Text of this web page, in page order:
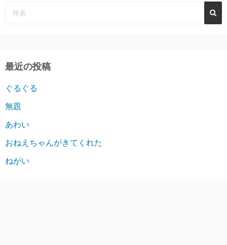
最近の投稿
ぐるぐる
無題
あわい
おねえちゃんがきてくれた
ねがい